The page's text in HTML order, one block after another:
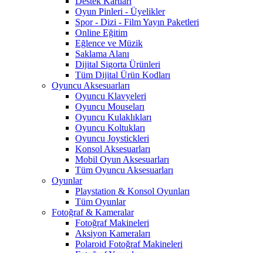
Oyun Pinleri - Üyelikler
Spor - Dizi - Film Yayın Paketleri
Online Eğitim
Eğlence ve Müzik
Saklama Alanı
Dijital Sigorta Ürünleri
Tüm Dijital Ürün Kodları
Oyuncu Aksesuarları
Oyuncu Klavyeleri
Oyuncu Mouseları
Oyuncu Kulaklıkları
Oyuncu Koltukları
Oyuncu Joystickleri
Konsol Aksesuarları
Mobil Oyun Aksesuarları
Tüm Oyuncu Aksesuarları
Oyunlar
Playstation & Konsol Oyunları
Tüm Oyunlar
Fotoğraf & Kameralar
Fotoğraf Makineleri
Aksiyon Kameraları
Polaroid Fotoğraf Makineleri